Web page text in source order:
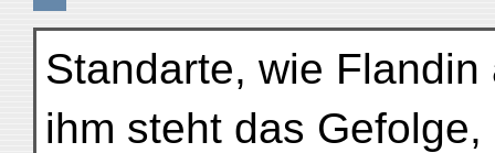
Standarte, wie
ihm steht das